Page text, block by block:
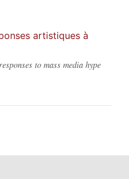
artistiques à
to mass media hype